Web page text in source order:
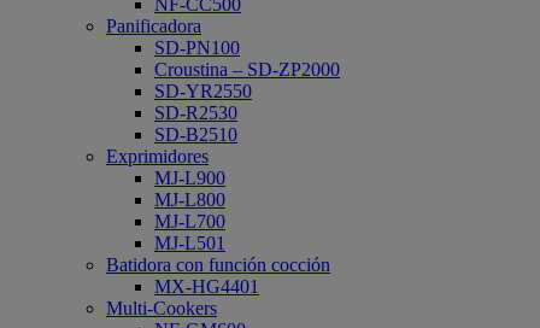
NF-CC500
Panificadora
SD-PN100
Croustina – SD-ZP2000
SD-YR2550
SD-R2530
SD-B2510
Exprimidores
MJ-L900
MJ-L800
MJ-L700
MJ-L501
Batidora con función cocción
MX-HG4401
Multi-Cookers